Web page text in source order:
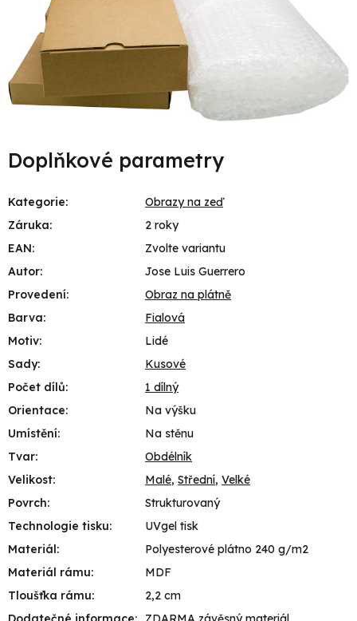
Doplňkové parametry
Kategorie:
Obrazy na zeď
Záruka:
2 roky
EAN:
Zvolte variantu
Autor:
Jose Luis Guerrero
Provedení:
Obraz na plátně
Barva:
Fialová
Motiv:
Lidé
Sady:
Kusové
Počet dílů:
1 dílný
Orientace:
Na výšku
Umístění:
Na stěnu
Tvar:
Obdélník
Velikost: Malé, Střední, Velké
Povrch:
Strukturovaný
Technologie tisku:
UVgel tisk
Materiál:
Polyesterové plátno 240 g/m2
Materiál rámu:
MDF
Tloušťka rámu:
2,2 cm